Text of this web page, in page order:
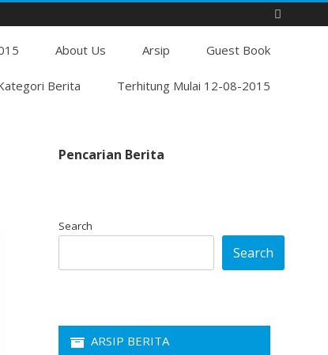
to About Us Arsip Guest Book
Berita Terhitung Mulai 12-08-2015
Pencarian Berita
Search
Search
ARSIP BERITA